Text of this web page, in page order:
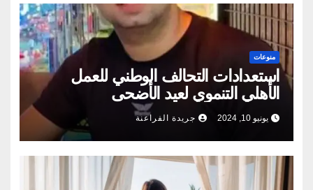
منوعات
استعدادات التحالف الوطني للعمل
الأهلي التنموي لعيد الأضحى
يونيو 10, 2024 جريدة الفراعنة